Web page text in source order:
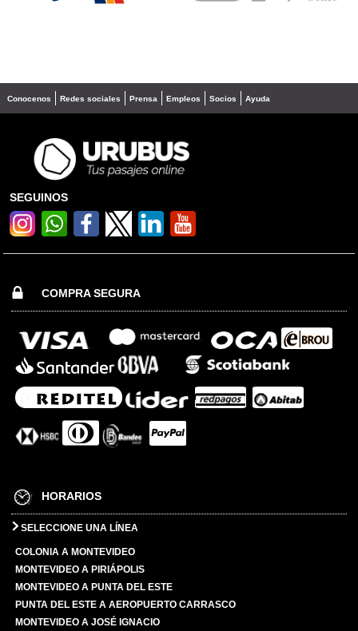
Conocenos Redes sociales Prensa Empleos Socios Ayuda
SEGUINOS
COMPRA SEGURA
HORARIOS
SELECCIONE UNA LÍNEA
COLONIA A MONTEVIDEO
MONTEVIDEO A PIRIÁPOLIS
MONTEVIDEO A PUNTA DEL ESTE
PUNTA DEL ESTE A AEROPUERTO CARRASCO
MONTEVIDEO A JOSÉ IGNACIO